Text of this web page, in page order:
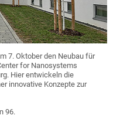
7. Oktober den Neubau für
for Nanosystems
Hier entwickeln die
innovative Konzepte zur
96.